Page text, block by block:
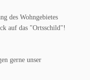
des Wohngebietes
auf das "Ortsschild"!
gerne unser